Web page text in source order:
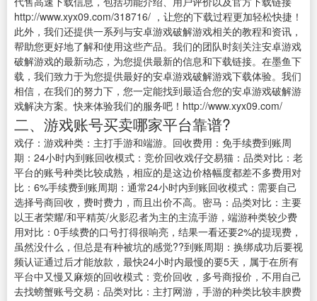
http://www.xyx09.com/318716/ ，让您的下载过程更加轻松快捷！
此外，我们还提供一系列与安卓游戏破解游戏相关的教程和资讯，
帮助您更好地了解和使用这些产品。我们的团队时刻关注安卓游戏
破解游戏的最新动态，为您提供最新的信息和下载链接。在墨鱼下
载，我们致力于为您提供最好的安卓游戏破解游戏下载体验。我们
相信，在我们的努力下，您一定能找到最适合您的安卓游戏破解游
戏解决方案。快来体验我们的服务吧！http://www.xyx09.com/
二、游戏账号买卖哪家平台靠谱?
戏仔：游戏种类：主打手游和端游。回收费用：免手续费到账周
期：24小时内到账回收模式：竞价回收戏仔交易猫：品类对比：老
平台的账号种类比较成熟，相应的是这边价格幅度都差不多费用对
比：6%手续费到账周期：通常24小时内到账回收模式：需要自己
选择号商回收，费时费力，而且出价不高。密马：品类对比：主要
以王者荣耀/和平精英/火影忍者为主的主流手游，端游种类较少费
用对比：0手续费的口号打得很响亮，结果一看还要2%的提现费，
虽然没什么，但总是有种被坑的感觉??到账周期：换绑成功后要视
频认证通过后才能放款，最快24小时内最慢的要5天，属于在所有
平台中又慢又麻烦的回收模式：竞价回收，多号商报价，不用自己
去找螃蟹账号交易：品类对比：主打网游，手游的种类比较丰腴费